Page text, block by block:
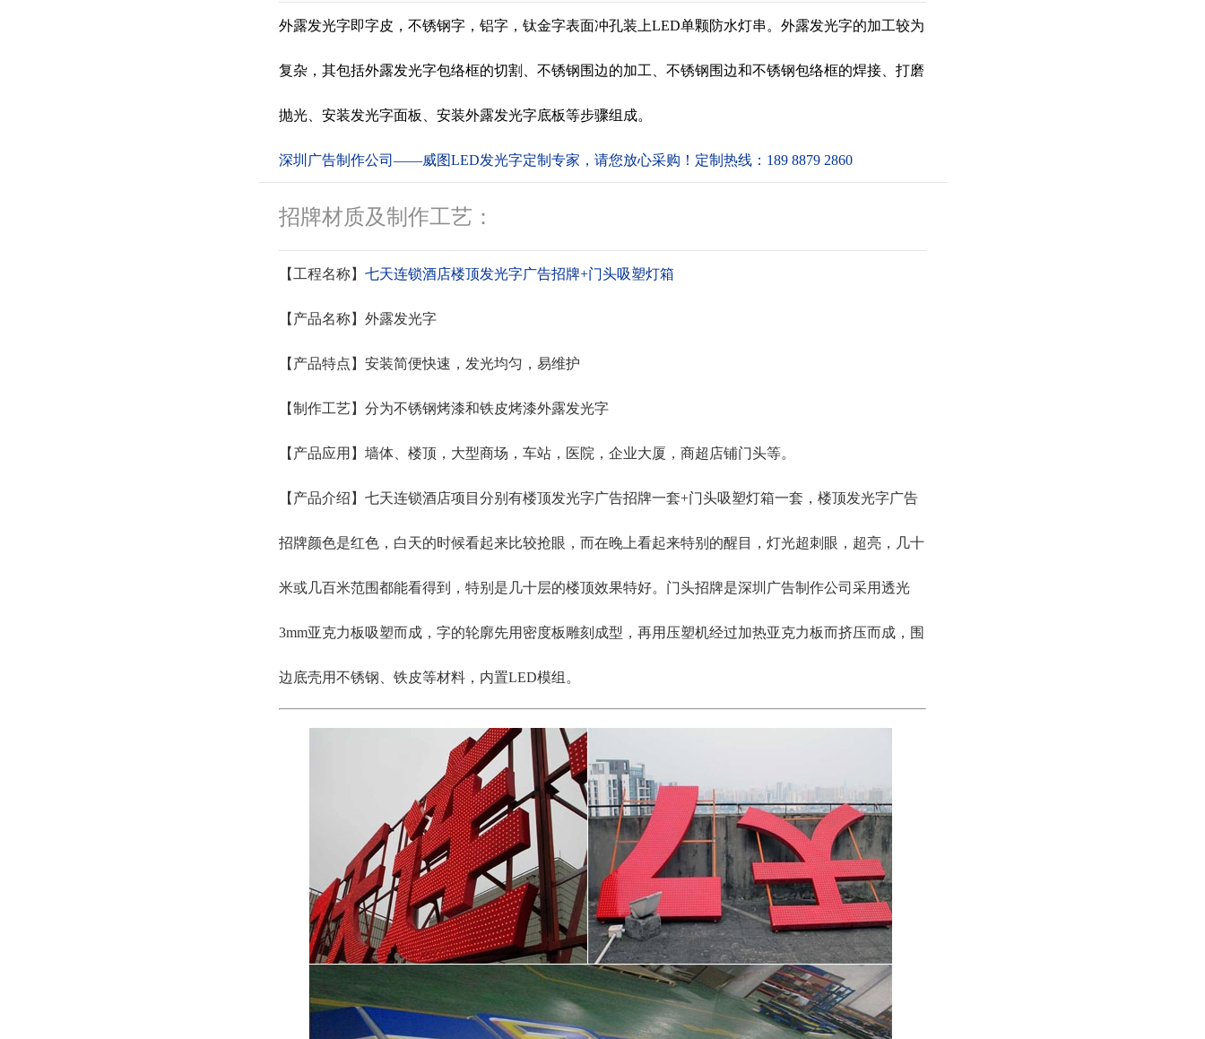
外露发光字即字皮，不锈钢字，铝字，钛金字表面冲孔装上LED单颗防水灯串。外露发光字的加工较为
复杂，其包括外露发光字包络框的切割、不锈钢围边的加工、不锈钢围边和不锈钢包络框的焊接、打磨
抛光、安装发光字面板、安装外露发光字底板等步骤组成。
深圳广告制作公司——威图LED发光字定制专家，请您放心采购！定制热线：189 8879 2860
招牌材质及制作工艺：
【工程名称】七天连锁酒店楼顶发光字广告招牌+门头吸塑灯箱
【产品名称】外露发光字
【产品特点】安装简便快速，发光均匀，易维护
【制作工艺】分为不锈钢烤漆和铁皮烤漆外露发光字
【产品应用】墙体、楼顶，大型商场，车站，医院，企业大厦，商超店铺门头等。
【产品介绍】七天连锁酒店项目分别有楼顶发光字广告招牌一套+门头吸塑灯箱一套，楼顶发光字广告
招牌颜色是红色，白天的时候看起来比较抢眼，而在晚上看起来特别的醒目，灯光超刺眼，超亮，几十
米或几百米范围都能看得到，特别是几十层的楼顶效果特好。门头招牌是深圳广告制作公司采用透光
3mm亚克力板吸塑而成，字的轮廓先用密度板雕刻成型，再用压塑机经过加热亚克力板而挤压而成，围
边底壳用不锈钢、铁皮等材料，内置LED模组。